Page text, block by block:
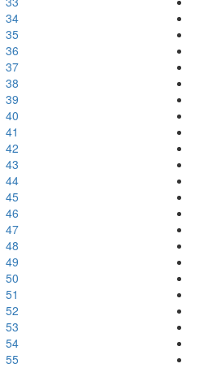
34
35
36
37
38
39
40
41
42
43
44
45
46
47
48
49
50
51
52
53
54
55